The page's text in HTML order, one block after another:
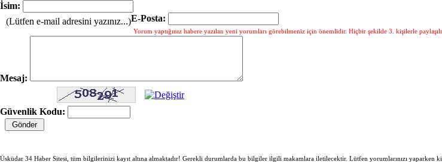
İsim:
E-Posta:
(Lütfen e-mail adresini yazınız...)
Yorum yaptığınız habere yazılan yeni yorumları görebilmeniz için önemlidir. Hiçbir şekilde 3. kişilerle
Mesaj:
Güvenlik Kodu:
Üsküdar 34 Haber Sitesi, tüm bilgilerinizi kayıt altına almaktadır! Gerekli durumlarda bu bilgiler ilgili makamlara iletilecektir. Lütfen yorumlarınızı